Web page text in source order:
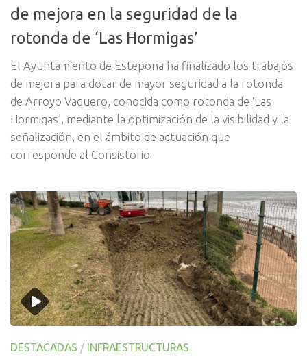
de mejora en la seguridad de la
rotonda de ‘Las Hormigas’
El Ayuntamiento de Estepona ha finalizado los trabajos
de mejora para dotar de mayor seguridad a la rotonda
de Arroyo Vaquero, conocida como rotonda de ‘Las
Hormigas’, mediante la optimización de la visibilidad y la
señalización, en el ámbito de actuación que
corresponde al Consistorio
DESTACADAS / INFRAESTRUCTURAS